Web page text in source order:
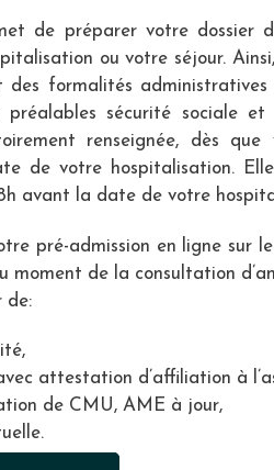
de préparer votre dossier
ou votre séjour.
des formalités
sécurité sociale et
renseignée, dès que
de votre hospitalisation.
avant la date de votre
pré-admission en ligne sur
moment de la consultation
de:
attestation d’affiliation à
de CMU, AME à jour,